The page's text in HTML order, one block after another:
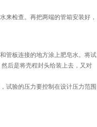
检查。再把两端的管箱安装好，
管板连接的地方涂上肥皂水。将试
后是将壳程封头给装上去，又对
试验的压力要控制在设计压力范围